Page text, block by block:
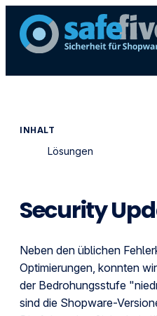
Security
Neben den üblichen
Optimierungen, konnten
der Bedrohungsstufe
sind die Shopware-
INHALT
Lösungen